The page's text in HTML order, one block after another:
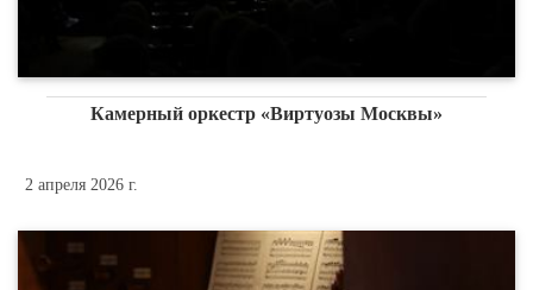
Камерный оркестр «Виртуозы Москвы»
2 апреля 2026 г.